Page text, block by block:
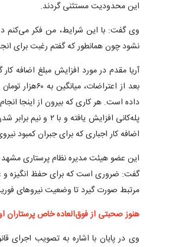
این محدودیت مستثنی گردند.
وی گفت: با این شرایط، من فکر می‌کنم
نشود چون همانطور که گفتم رغبت برای
بعد از
داده است. هر کاری که بیرون از اینجا
پله‌کانی افزایش
اضافه کار اجباری که برای جبران کمبود
این عضو هیئت مدیره نظام پرستاری مشهد
گفت: ضروری است که برای حفظ انگیزه و
مرتبط صورت گیرد تا وضعیت نیروهای
هنوز صحبتی از فوق‌العاده خاص
وی در پایان با اشاره به تصویب اجرای